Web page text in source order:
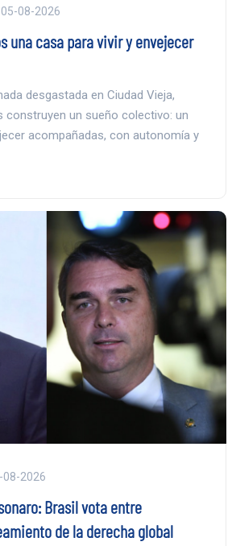
05-08-2026
una casa para vivir y envejecer
desgastada en Ciudad Vieja,
construyen un sueño colectivo: un
acompañadas, con autonomía y
08-2026
Brasil vota entre
de la derecha global